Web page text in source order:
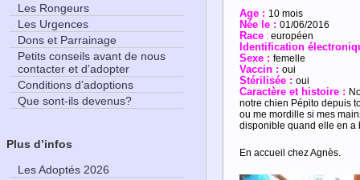
Age : 10 mois
Née le : 01/06/2016
Race : européen
Identification
Sexe : femelle
Vaccin : oui
Stérilisée : oui
Caractère et histoire :
notre chien Pépito depuis
ou me mordille si mes
disponible quand elle en a
En accueil chez Agnès.
Les Rongeurs
Les Urgences
Dons et Parrainage
Petits conseils avant de nous
contacter et d’adopter
Conditions d’adoptions
Que sont-ils devenus?
Plus d’infos
Les Adoptés 2026